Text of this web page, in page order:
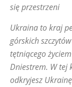
Historia, Kultura, Sztuka
Kirgistan (Kirgizja)
Machaczkała
Niżny Nowogród
Osetia Południowa
Rostów nad Donem
się przestrzeni
Ukraina to kraj
górskich
tętniącego
Dniestrem. W tej
odkryjesz